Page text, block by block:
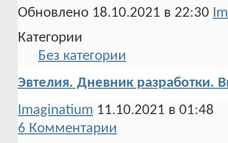
Обновлено 18.10.2021 в 22:30
Категории
Без категории
Эвтелия. Дневник разработки.
Imaginatium 11.10.2021 в 01:48
6 Комментарии